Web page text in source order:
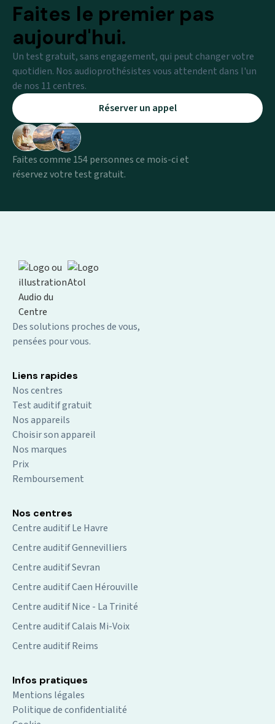
Faites le premier pas
aujourd'hui.
Un test gratuit, sans engagement, qui peut changer votre
quotidien. Nos audioprothésistes vous attendent dans l'un
de nos 11 centres.
Réserver un appel
Faites comme 154 personnes ce mois-ci et
réservez votre test gratuit.
Des solutions proches de vous,
pensées pour vous.
Liens rapides
Nos centres
Test auditif gratuit
Nos appareils
Choisir son appareil
Nos marques
Prix
Remboursement
Infos pratiques
Mentions légales
Politique de confidentialité
Nos centres
Centre auditif Le Havre
Centre auditif Gennevilliers
Centre auditif Sevran
Centre auditif Caen Hérouville
Centre auditif Nice - La Trinité
Centre auditif Calais Mi-Voix
Centre auditif Reims